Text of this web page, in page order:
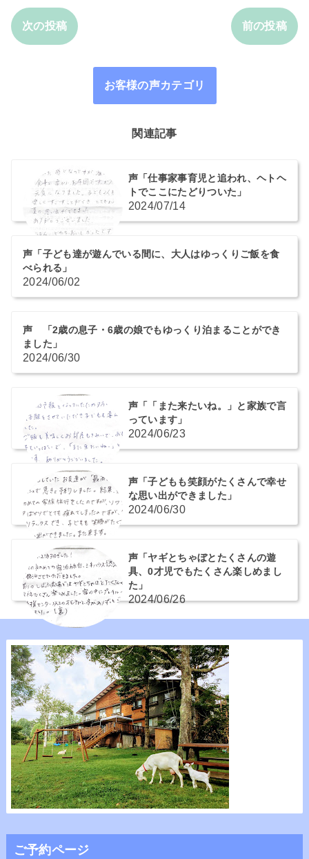
次の投稿 前の投稿
お客様の声カテゴリ
関連記事
声「仕事家事育児と追われ、ヘトヘ
トでここにたどりついた」
2024/07/14
声「子ども達が遊んでいる間に、大人はゆっくりご飯を食
べられる」
2024/06/02
声 「2歳の息子・6歳の娘でもゆっくり泊まることができ
ました」
2024/06/30
声「「また来たいね。」と家族で言
っています」
2024/06/23
声「子どもも笑顔がたくさんで幸せ
な思い出ができました」
2024/06/30
声「ヤギとちゃぼとたくさんの遊
具、0才児でもたくさん楽しめまし
た」
2024/06/26
ご予約ページ